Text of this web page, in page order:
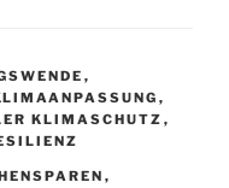
,
,
KLIMASCHUTZ ,
,